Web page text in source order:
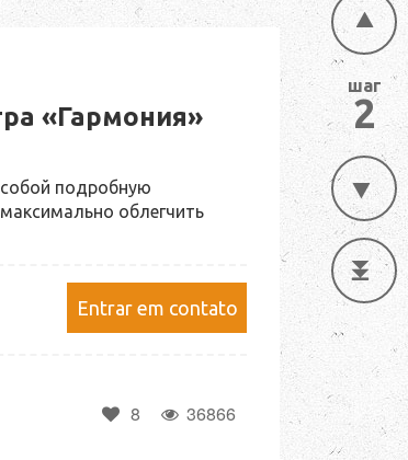
«Гармония»
подробную
облегчить
Entrar em contato
8 36866
шаг
2